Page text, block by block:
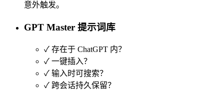
意外触发。
GPT Master 提示词库
✓ 存在于 ChatGPT 内？
✓ 一键插入？
✓ 输入时可搜索？
✓ 跨会话持久保留？